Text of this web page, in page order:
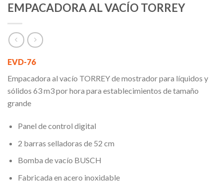
EMPACADORA AL VACÍO TORREY
EVD-76
Empacadora al vacío TORREY de mostrador para líquidos y
sólidos 63 m3 por hora para establecimientos de tamaño
grande
Panel de control digital
2 barras selladoras de 52 cm
Bomba de vacío BUSCH
Fabricada en acero inoxidable